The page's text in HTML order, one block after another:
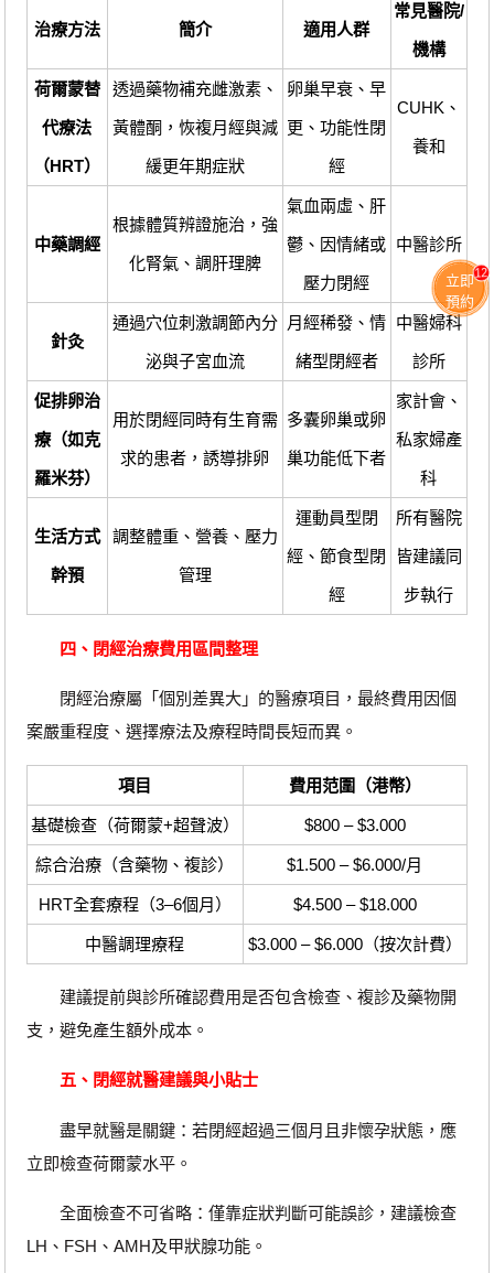
治療方法 簡介 適用人群
常見醫院/
機構
荷爾蒙替
代療法
（HRT）
透過藥物補充雌激素、
黃體酮，恢複月經與減
緩更年期症狀
卵巢早衰、早
更、功能性閉
經
CUHK、
養和
中藥調經
根據體質辨證施治，強
化腎氣、調肝理脾
氣血兩虛、肝
鬱、因情緒或
壓力閉經
中醫診所
針灸
通過穴位刺激調節內分
泌與子宮血流
月經稀發、情
緒型閉經者
中醫婦科
診所
促排卵治
療（如克
羅米芬）
用於閉經同時有生育需
求的患者，誘導排卵
多囊卵巢或卵
巢功能低下者
家計會、
私家婦產
科
生活方式
幹預
調整體重、營養、壓力
管理
運動員型閉
經、節食型閉
經
所有醫院
皆建議同
步執行
四、閉經治療費用區間整理
閉經治療屬「個別差異大」的醫療項目，最終費用因個
案嚴重程度、選擇療法及療程時間長短而異。
項目 費用范圍（港幣）
基礎檢查（荷爾蒙+超聲波） $800 – $3.000
綜合治療（含藥物、複診） $1.500 – $6.000/月
HRT全套療程（3–6個月） $4.500 – $18.000
中醫調理療程 $3.000 – $6.000（按次計費）
建議提前與診所確認費用是否包含檢查、複診及藥物開
支，避免產生額外成本。
五、閉經就醫建議與小貼士
盡早就醫是關鍵：若閉經超過三個月且非懷孕狀態，應
立即檢查荷爾蒙水平。
全面檢查不可省略：僅靠症狀判斷可能誤診，建議檢查
LH、FSH、AMH及甲狀腺功能。
立即
預約
12